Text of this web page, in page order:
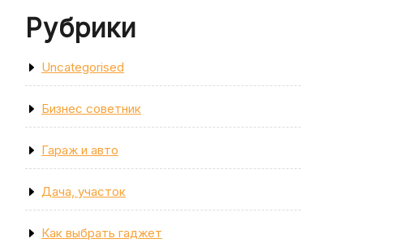
Рубрики
Uncategorised
Бизнес советник
Гараж и авто
Дача, участок
Как выбрать гаджет